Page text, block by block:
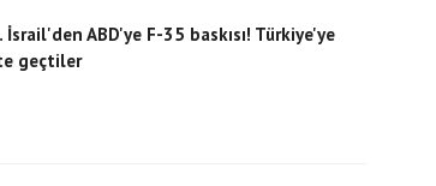
ABD'ye F-35 baskısı! Türkiye'ye
geçtiler